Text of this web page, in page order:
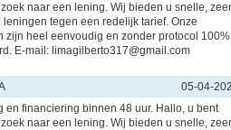
naar een lening. Wij bieden u snelle, zeer
leningen tegen een redelijk tarief. Onze
zijn heel eenvoudig en zonder protocol 100%
E-mail: limagilberto317@gmail.com
05-04-
en financiering binnen 48 uur. Hallo, u bent
naar een lening. Wij bieden u snelle, zeer